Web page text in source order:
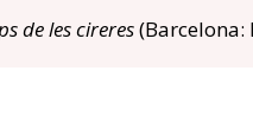
de les cireres(Barcelona: